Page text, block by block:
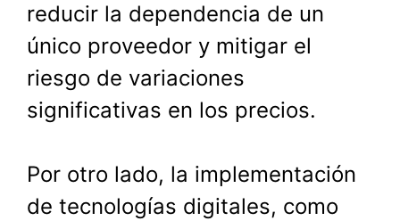
reducir la dependencia de un
único proveedor y mitigar el
riesgo de variaciones
significativas en los precios.
Por otro lado, la implementación
de tecnologías digitales, como